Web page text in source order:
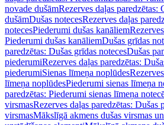
novade dušāmRezerves daļas paredzētas:
dušāmDušas notecesRezerves daļas
notecesPiederumi dušas kanāliem
Piederumi dušas kanāliemDušas grīdas
paredzētas: Dušas grīdas notecesDušas
piederumiRezerves daļas paredzētas:
piederumiSienas līmeņa noplūdes
līmeņa noplūdesPiederumi sienas līmeņa
paredzētas: Piederumi sienas līmeņa
virsmasRezerves daļas paredzētas: Dušas
virsmasMākslīgā akmens dušas virsmas